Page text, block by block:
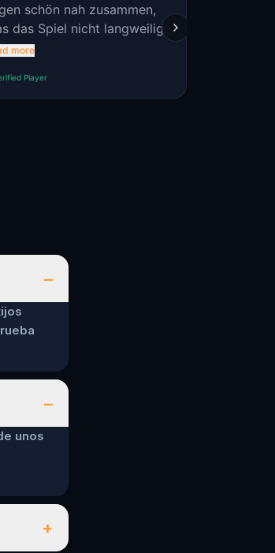
schön nah zusammen,
das Spiel nicht langweilig
Allerdings fehlen noch
Stationen, nach dem Lösen
more
Player
–
–
unos
+